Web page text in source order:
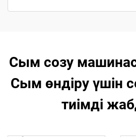
Сым созу
Сым өндіру үшін
тиімді